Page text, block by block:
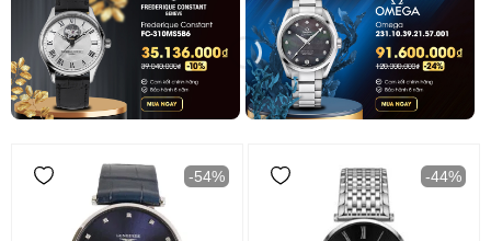
-54% -44%